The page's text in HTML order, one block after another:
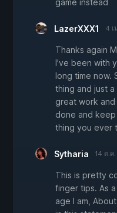
game instead
LazerXXX1 4 เ
Thanks again
I've been with
long time now.
thing and just
great work
done and
thing you ever
Sytharia 14 ต.ค.
This is pretty
finger tips. As
age I am,